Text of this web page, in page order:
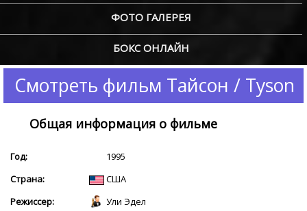
ФОТО ГАЛЕРЕЯ
БОКС ОНЛАЙН
Смотреть фильм Тайсон / Tyson
Общая информация о фильме
Год:
1995
Страна:
США
Режиссер:
Ули Эдел